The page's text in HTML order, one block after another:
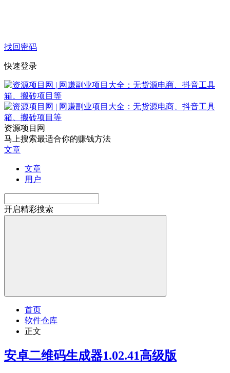
找回密码
快速登录
资源项目网
马上搜索最适合你的赚钱方法
文章
文章
用户
开启精彩搜索
首页
软件仓库
正文
安卓二维码生成器1.02.41高级版